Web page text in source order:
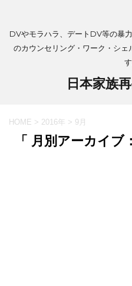
DVやモラハラ、デートDV等の暴
のカウンセリング・ワーク・シェ
す
日本家族
HOME > 2016年 > 9月
「 月別アーカイブ